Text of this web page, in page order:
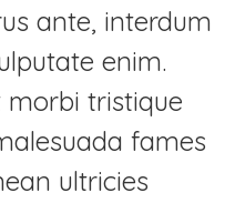
ante, interdum
enim.
morbi tristique
fames
ultricies